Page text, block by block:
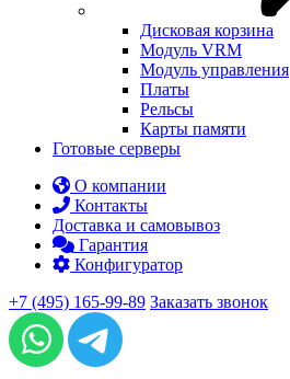
Дисковая корзина
Модуль VRM
Модуль управления
Платы
Рельсы
Карты памяти
Готовые серверы
О компании
Контакты
Доставка и самовывоз
Гарантия
Конфигуратор
+7 (495) 165-99-89 Заказать звонок